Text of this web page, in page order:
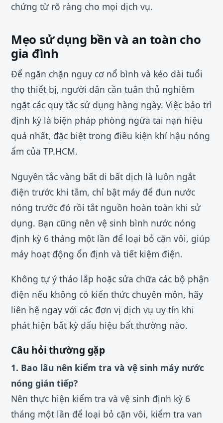
chứng từ rõ ràng cho mọi dịch vụ.
Mẹo sử dụng bền và an toàn cho
gia đình
Để ngăn chặn nguy cơ nổ bình và kéo dài tuổi
thọ thiết bị, người dân cần tuân thủ nghiêm
ngặt các quy tắc sử dụng hàng ngày. Việc bảo trì
định kỳ là biện pháp phòng ngừa tai nạn hiệu
quả nhất, đặc biệt trong điều kiện khí hậu nóng
ẩm của TP.HCM.
Nguyên tắc vàng bất di bất dịch là luôn ngắt
điện trước khi tắm, chỉ bật máy để đun nước
nóng trước đó rồi tắt nguồn hoàn toàn khi sử
dụng. Bạn cũng nên vệ sinh bình nước nóng
định kỳ 6 tháng một lần để loại bỏ cặn vôi, giúp
máy hoạt động ổn định và tiết kiệm điện.
Không tự ý tháo lắp hoặc sửa chữa các bộ phận
điện nếu không có kiến thức chuyên môn, hãy
liên hệ ngay với các đơn vị dịch vụ uy tín khi
phát hiện bất kỳ dấu hiệu bất thường nào.
Câu hỏi thường gặp
1. Bao lâu nên kiểm tra và vệ sinh máy nước
nóng gián tiếp?
Nên thực hiện kiểm tra và vệ sinh định kỳ 6
tháng một lần để loại bỏ cặn vôi, kiểm tra van